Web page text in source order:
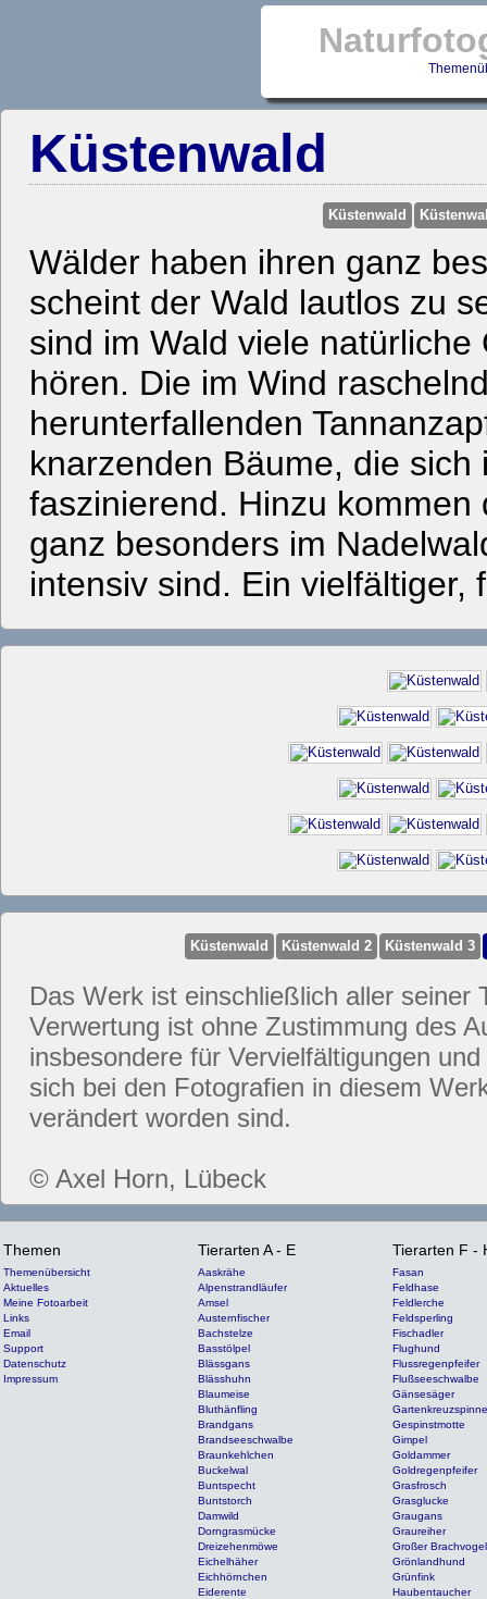
Küstenwald
Küstenwald
Wälder haben ihren ganz
scheint der Wald lautlos zu
sind im Wald viele
hören. Die im Wind
herunterfallenden
knarzenden Bäume, die
faszinierend. Hinzu
ganz besonders im
intensiv sind. Ein
Küstenwald Küstenwald 2 Küstenwald 3
Das Werk ist einschließlich aller seiner
Verwertung ist ohne Zustimmung des
insbesondere für Vervielfältigungen
sich bei den Fotografien in diesem
verändert worden sind.
© Axel Horn, Lübeck
Themen
Themenübersicht
Aktuelles
Meine Fotoarbeit
Links
Email
Support
Datenschutz
Impressum
Tierarten A - E
Aaskrähe
Alpenstrandläufer
Amsel
Austernfischer
Bachstelze
Basstölpel
Blässgans
Blässhuhn
Blaumeise
Bluthänfling
Brandgans
Brandseeschwalbe
Braunkehlchen
Buckelwal
Buntspecht
Buntstorch
Damwild
Dorngrasmücke
Dreizehenmöwe
Eichelhäher
Eichhörnchen
Eiderente
Tierarten F -
Fasan
Feldhase
Feldlerche
Feldsperling
Fischadler
Flughund
Flussregenpfeifer
Flußseeschwalbe
Gänsesäger
Gartenkreuzspinne
Gespinstmotte
Gimpel
Goldammer
Goldregenpfeifer
Grasfrosch
Grasglucke
Graugans
Graureiher
Großer Brachvogel
Grönlandhund
Grünfink
Haubentaucher